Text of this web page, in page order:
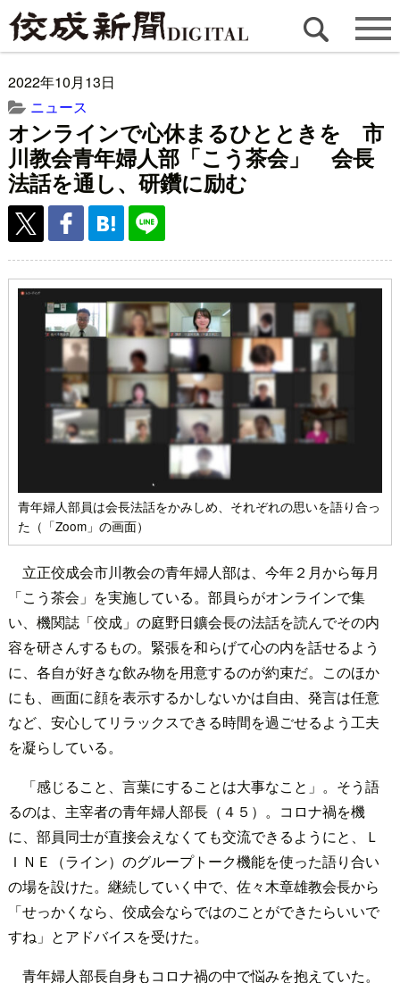
2022年10月13日
ニュース
オンラインで心休まるひとときを 市
川教会青年婦人部「こう茶会」 会長
法話を通し、研鑽に励む
青年婦人部員は会長法話をかみしめ、それぞれの思いを語り合っ
た（「Zoom」の画面）
立正佼成会市川教会の青年婦人部は、今年２月から毎月
「こう茶会」を実施している。部員らがオンラインで集
い、機関誌「佼成」の庭野日鑛会長の法話を読んでその内
容を研さんするもの。緊張を和らげて心の内を話せるよう
に、各自が好きな飲み物を用意するのが約束だ。このほか
にも、画面に顔を表示するかしないかは自由、発言は任意
など、安心してリラックスできる時間を過ごせるよう工夫
を凝らしている。
「感じること、言葉にすることは大事なこと」。そう語
るのは、主宰者の青年婦人部長（４５）。コロナ禍を機
に、部員同士が直接会えなくても交流できるようにと、Ｌ
ＩＮＥ（ライン）のグループトーク機能を使った語り合い
の場を設けた。継続していく中で、佐々木章雄教会長から
「せっかくなら、佼成会ならではのことができたらいいで
すね」とアドバイスを受けた。
青年婦人部長自身もコロナ禍の中で悩みを抱えていた。